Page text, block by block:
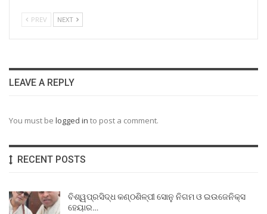
PREV NEXT
LEAVE A REPLY
You must be logged in to post a comment.
RECENT POSTS
ବିଶ୍ୱପ୍ରସିଦ୍ଧ କଣ୍ଠଶିଳ୍ପୀ ସୋନୁ ନିଗମ ଓ ଇଉଜେନିକ୍ସ
ହେୟାର…